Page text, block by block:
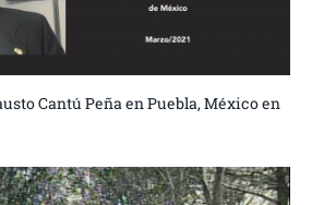
Cantú Peña en Puebla, México en